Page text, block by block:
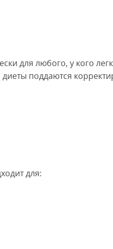
для любого, у кого
поддаются
для: